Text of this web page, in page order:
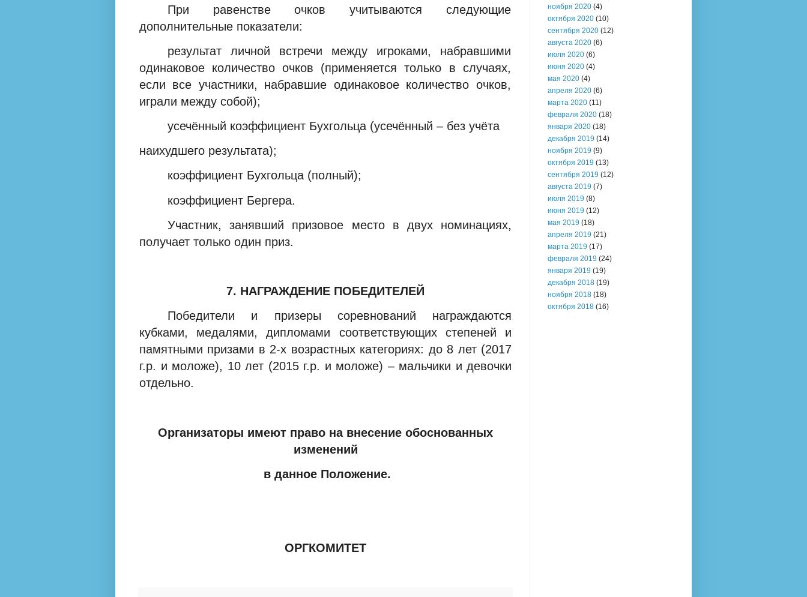
При равенстве очков
учитываются следующие
дополнительные показатели:
результат личной встречи между игроками, набравшими
одинаковое количество очков (применяется только в случаях,
если все участники, набравшие одинаковое количество очков,
играли между собой);
усечённый коэффициент Бухгольца (усечённый – без учёта
наихудшего результата);
коэффициент Бухгольца (полный);
коэффициент Бергера.
Участник, занявший призовое место в двух номинациях,
получает только один приз.
7. НАГРАЖДЕНИЕ ПОБЕДИТЕЛЕЙ
Победители и призеры соревнований награждаются
кубками, медалями, дипломами соответствующих степеней и
памятными призами в 2-х возрастных категориях: до 8 лет (2017
г.р. и моложе), 10 лет (2015 г.р. и моложе) – мальчики и девочки
отдельно.
Организаторы имеют право на внесение обоснованных
изменений
в данное Положение.
ОРГКОМИТЕТ
ноября 2020 (4)
октября 2020 (10)
сентября 2020 (12)
августа 2020 (6)
июля 2020 (6)
июня 2020 (4)
мая 2020 (4)
апреля 2020 (6)
марта 2020 (11)
февраля 2020 (18)
января 2020 (18)
декабря 2019 (14)
ноября 2019 (9)
октября 2019 (13)
сентября 2019 (12)
августа 2019 (7)
июля 2019 (8)
июня 2019 (12)
мая 2019 (18)
апреля 2019 (21)
марта 2019 (17)
февраля 2019 (24)
января 2019 (19)
декабря 2018 (19)
ноября 2018 (18)
октября 2018 (16)